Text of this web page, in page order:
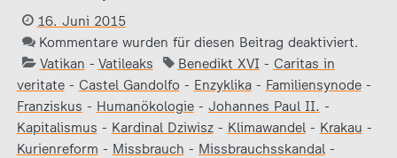
16. Juni 2015
Kommentare wurden für diesen Beitrag deaktiviert.
Vatikan - Vatileaks Benedikt XVI - Caritas in
veritate- Castel Gandolfo - Enzyklika- Familiensynode-
Franziskus - Humanökologie- Johannes Paul II. -
Kapitalismus - Kardinal Dziwisz- Klimawandel- Krakau -
Kurienreform - Missbrauch - Missbrauchsskandal-